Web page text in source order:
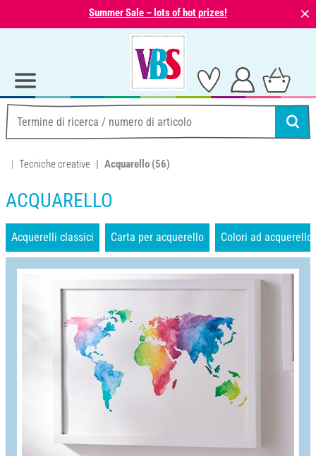
Summer Sale – lots of hot prizes! ⨯
Tecniche creative Acquarello (56)
ACQUARELLO
Acquerelli classici Carta per acquerello Colori ad acquerello